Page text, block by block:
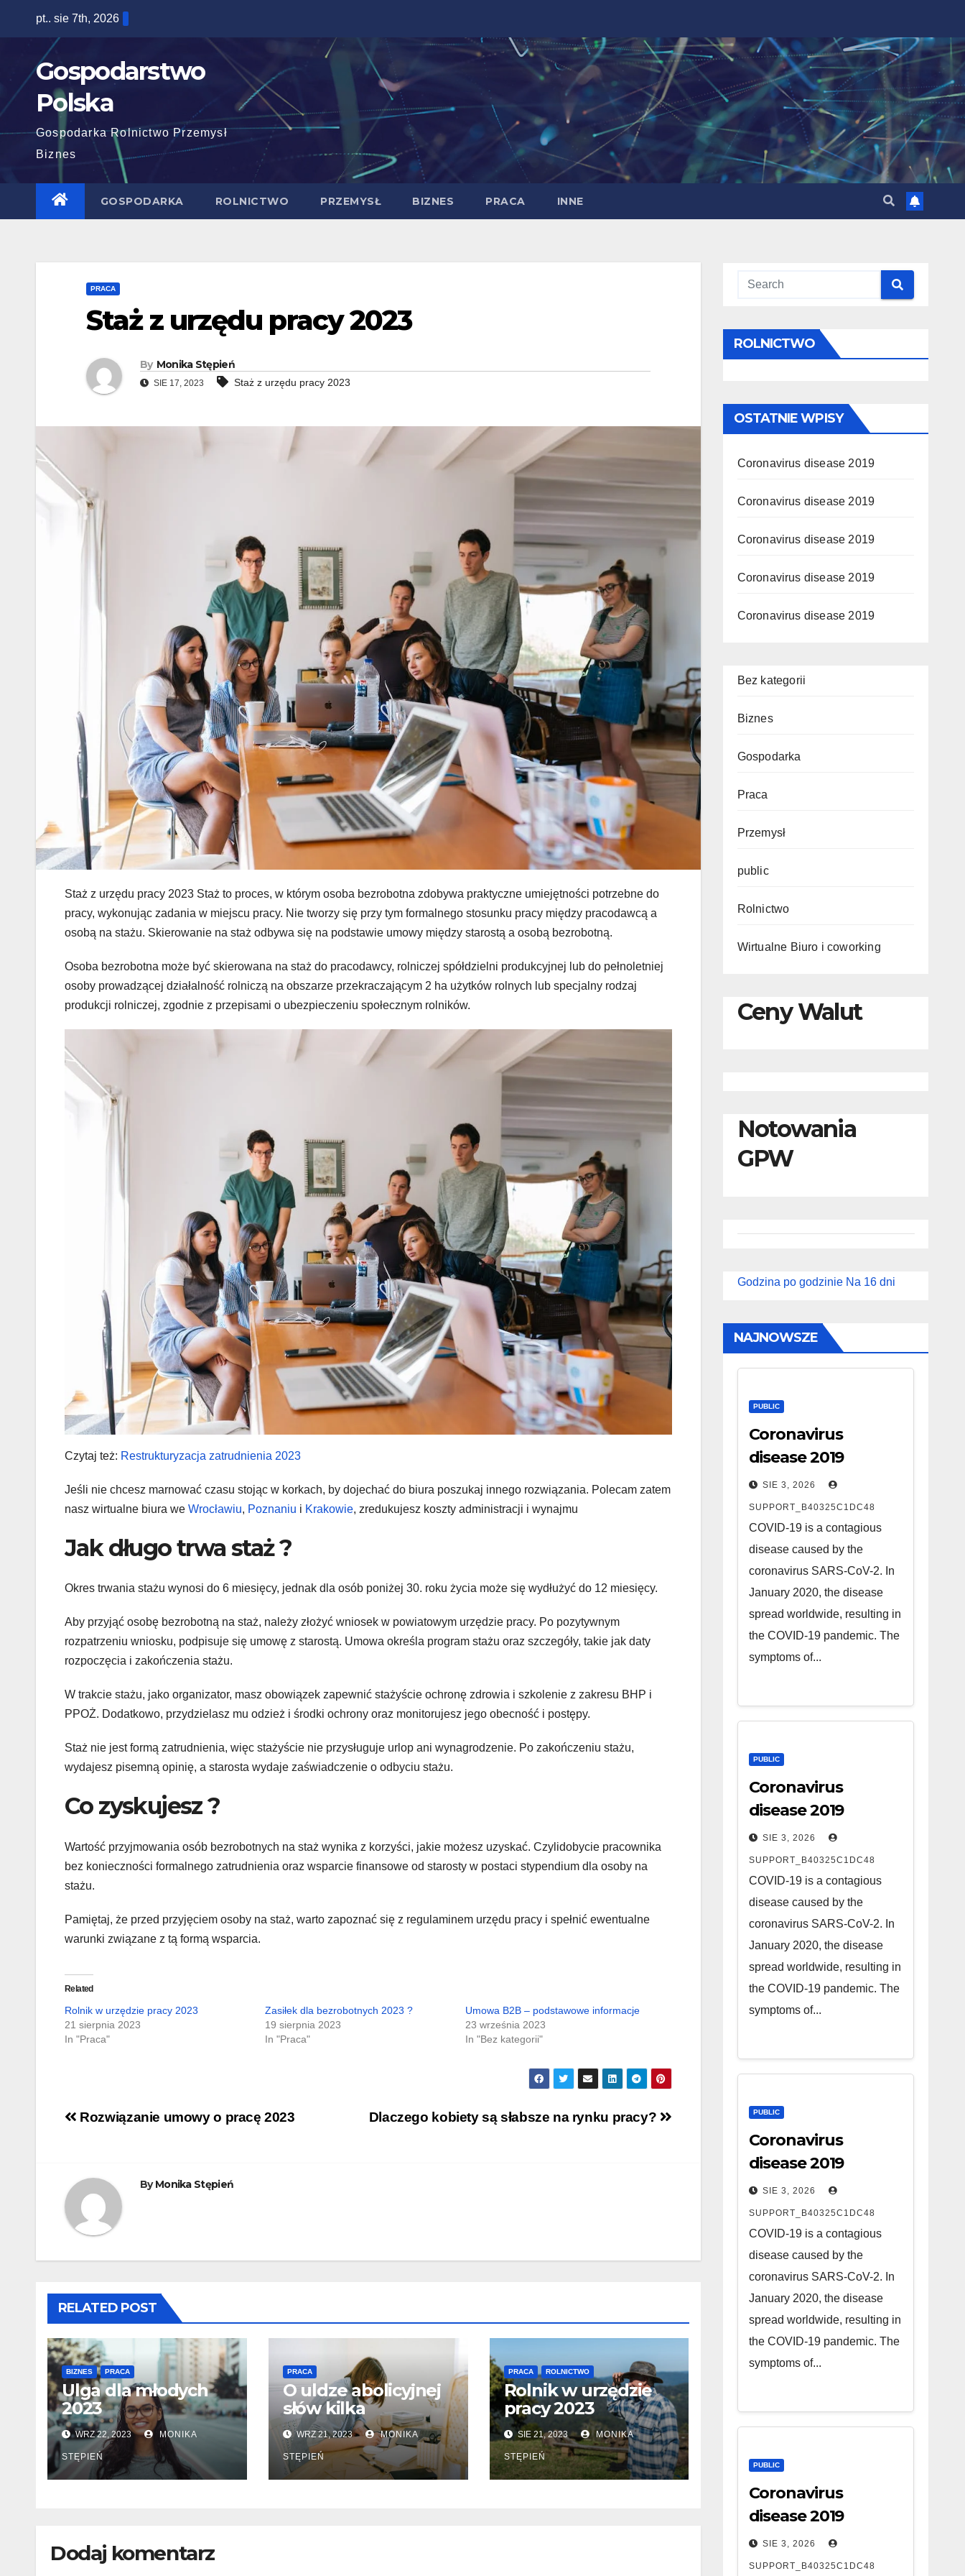
pt.. sie 7th, 2026
Gospodarstwo
Polska
Gospodarka Rolnictwo Przemysł
Biznes
GOSPODARKA ROLNICTWO PRZEMYSŁ BIZNES PRACA INNE
PRACA
Staż z urzędu pracy 2023
By Monika Stępień
SIE 17, 2023 Staż z urzędu pracy 2023
Staż z urzędu pracy 2023 Staż to proces, w którym osoba bezrobotna zdobywa praktyczne umiejętności potrzebne do
pracy, wykonując zadania w miejscu pracy. Nie tworzy się przy tym formalnego stosunku pracy między pracodawcą a
osobą na stażu. Skierowanie na staż odbywa się na podstawie umowy między starostą a osobą bezrobotną.
Osoba bezrobotna może być skierowana na staż do pracodawcy, rolniczej spółdzielni produkcyjnej lub do pełnoletniej
osoby prowadzącej działalność rolniczą na obszarze przekraczającym 2 ha użytków rolnych lub specjalny rodzaj
produkcji rolniczej, zgodnie z przepisami o ubezpieczeniu społecznym rolników.
Czytaj też: Restrukturyzacja zatrudnienia 2023
Jeśli nie chcesz marnować czasu stojąc w korkach, by dojechać do biura poszukaj innego rozwiązania. Polecam zatem
nasz wirtualne biura we Wrocławiu, Poznaniu i Krakowie, zredukujesz koszty administracji i wynajmu
Jak długo trwa staż ?
Okres trwania stażu wynosi do 6 miesięcy, jednak dla osób poniżej 30. roku życia może się wydłużyć do 12 miesięcy.
Aby przyjąć osobę bezrobotną na staż, należy złożyć wniosek w powiatowym urzędzie pracy. Po pozytywnym
rozpatrzeniu wniosku, podpisuje się umowę z starostą. Umowa określa program stażu oraz szczegóły, takie jak daty
rozpoczęcia i zakończenia stażu.
W trakcie stażu, jako organizator, masz obowiązek zapewnić stażyście ochronę zdrowia i szkolenie z zakresu BHP i
PPOŻ. Dodatkowo, przydzielasz mu odzież i środki ochrony oraz monitorujesz jego obecność i postępy.
Staż nie jest formą zatrudnienia, więc stażyście nie przysługuje urlop ani wynagrodzenie. Po zakończeniu stażu,
wydajesz pisemną opinię, a starosta wydaje zaświadczenie o odbyciu stażu.
Co zyskujesz ?
Wartość przyjmowania osób bezrobotnych na staż wynika z korzyści, jakie możesz uzyskać. Czylidobycie pracownika
bez konieczności formalnego zatrudnienia oraz wsparcie finansowe od starosty w postaci stypendium dla osoby na
stażu.
Pamiętaj, że przed przyjęciem osoby na staż, warto zapoznać się z regulaminem urzędu pracy i spełnić ewentualne
warunki związane z tą formą wsparcia.
Related
Rolnik w urzędzie pracy 2023
21 sierpnia 2023
In "Praca"
Zasiłek dla bezrobotnych 2023 ?
19 sierpnia 2023
In "Praca"
Umowa B2B – podstawowe informacje
23 września 2023
In "Bez kategorii"
Nawigacja
Dlaczego kobiety są słabsze na rynku pracy?
Rozwiązanie umowy o pracę 2023
ByMonika Stępień
RELATED POST
BIZNES PRACA
Ulga dla młodych
2023
WRZ 22, 2023 MONIKA
STĘPIEŃ
PRACA
O uldze abolicyjnej
słów kilka
WRZ 21, 2023 MONIKA
STĘPIEŃ
PRACA ROLNICTWO
Rolnik w urzędzie
pracy 2023
SIE 21, 2023 MONIKA
STĘPIEŃ
Dodaj komentarz
ROLNICTWO
OSTATNIE WPISY
Coronavirus disease 2019
Coronavirus disease 2019
Coronavirus disease 2019
Coronavirus disease 2019
Coronavirus disease 2019
Bez kategorii
Biznes
Gospodarka
Praca
Przemysł
public
Rolnictwo
Wirtualne Biuro i coworking
Ceny Walut
Notowania
GPW
Godzina po godzinie Na 16 dni
NAJNOWSZE
PUBLIC
Coronavirus
disease 2019
SIE 3, 2026
SUPPORT_B40325C1DC48
COVID-19 is a contagious
disease caused by the
coronavirus SARS-CoV-2. In
January 2020, the disease
spread worldwide, resulting in
the COVID-19 pandemic. The
symptoms of...
PUBLIC
Coronavirus
disease 2019
SIE 3, 2026
SUPPORT_B40325C1DC48
COVID-19 is a contagious
disease caused by the
coronavirus SARS-CoV-2. In
January 2020, the disease
spread worldwide, resulting in
the COVID-19 pandemic. The
symptoms of...
PUBLIC
Coronavirus
disease 2019
SIE 3, 2026
SUPPORT_B40325C1DC48
COVID-19 is a contagious
disease caused by the
coronavirus SARS-CoV-2. In
January 2020, the disease
spread worldwide, resulting in
the COVID-19 pandemic. The
symptoms of...
PUBLIC
Coronavirus
disease 2019
SIE 3, 2026
SUPPORT_B40325C1DC48